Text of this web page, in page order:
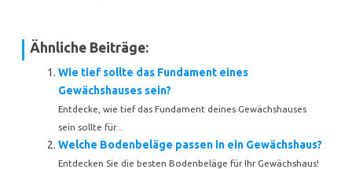
Ähnliche Beiträge:
Wie tief sollte das Fundament eines
Gewächshauses sein?
Entdecke, wie tief das Fundament deines Gewächshauses
sein sollte für...
Welche Bodenbeläge passen in ein Gewächshaus?
Entdecken Sie die besten Bodenbeläge für Ihr Gewächshaus!